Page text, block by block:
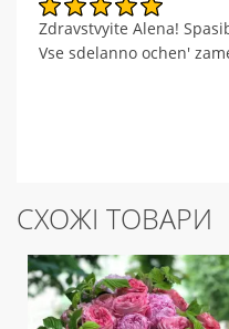
Zdravstvyite Alena!
Vse sdelanno ochen'
СХОЖІ ТОВАРИ